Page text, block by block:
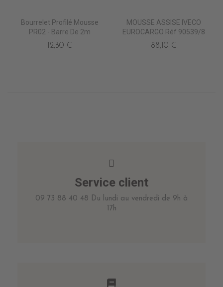
Bourrelet Profilé Mousse
PR02 - Barre De 2m
12,30 €
MOUSSE ASSISE IVECO
EUROCARGO Réf 90539/8
88,10 €
Service client
09 73 88 40 48 Du lundi au vendredi de 9h à
17h